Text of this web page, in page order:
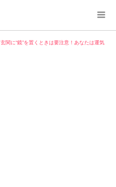
玄関に“鏡”を置くときは要注意！あなたは運気